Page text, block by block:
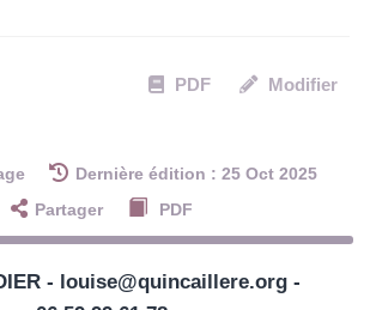
PDF Modifier
Dernière édition : 25 Oct 2025
Partager PDF
- louise@quincaillere.org -